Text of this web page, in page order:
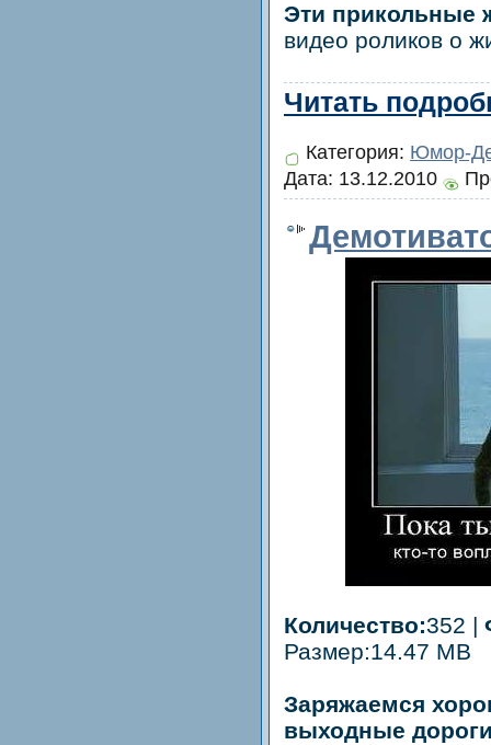
Эти прикольные
видео роликов о
Читать
Категория: Юмор-
Дата: 13.12.2010
Количество:352 |
Размер:14.47 MB
Заряжаемся
выходные